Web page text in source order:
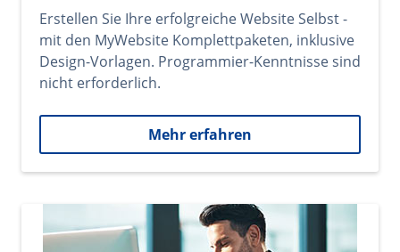
Erstellen Sie Ihre erfolgreiche Website Selbst -
mit den MyWebsite Komplettpaketen, inklusive
Design-Vorlagen. Programmier-Kenntnisse sind
nicht erforderlich.
Mehr erfahren